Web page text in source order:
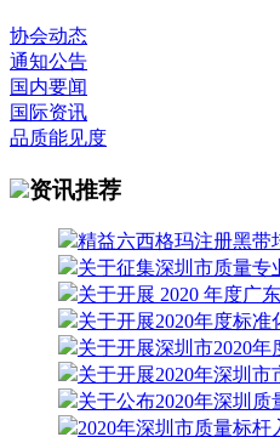
协会动态
通知公告
国内要闻
国际资讯
品质能见度
资讯推荐
精益六西格玛注册黑带
关于征集深圳市质量专
关于开展 2020 年度广
关于开展2020年度标准
关于开展深圳市2020年
关于开展2020年深圳市
关于公布2020年深圳质
2020年深圳市质量标杆